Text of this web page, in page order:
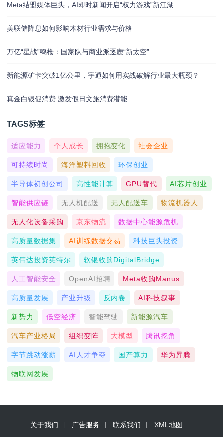
Meta结盟媒体巨头，AI即时新闻开启“权力游戏”新江湖
美联储降息如何影响木材行业需求与价格
万亿“星战”鸣枪：国家队与商业派逐鹿“新太空”
新能源矿卡突破1亿公里，宇通如何用实战破解行业最大瓶颈？
真金白银促消费 激发假日文旅消费潜能
TAGS标签
适应能力 个人成长 拥抱变化 社会企业
可持续时尚 海洋塑料回收 环保创业
半导体初创公司 高性能计算 GPU替代 AI芯片创业
智能供应链 无人机配送 无人配送车 物流机器人
无人化设备采购 京东物流 数据中心能源危机
高质量数据集 AI训练数据交易 科技巨头投资
英伟达投资英特尔 软银收购DigitalBridge
人工智能安全 OpenAI招聘 Meta收购Manus
高质量发展 产业升级 反内卷 AI科技叙事
新势力 低空经济 智能驾驶 新能源汽车
汽车产业格局 组织变阵 大模型 腾讯挖角
字节跳动涨薪 AI人才争夺 国产算力 华为昇腾
物联网发展
关于我们 广告服务 联系我们 XML地图